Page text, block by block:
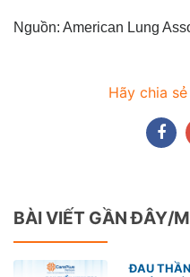
Nguồn: American Lung
Hãy chia
BÀI VIẾT GẦN ĐÂY/
ĐAU